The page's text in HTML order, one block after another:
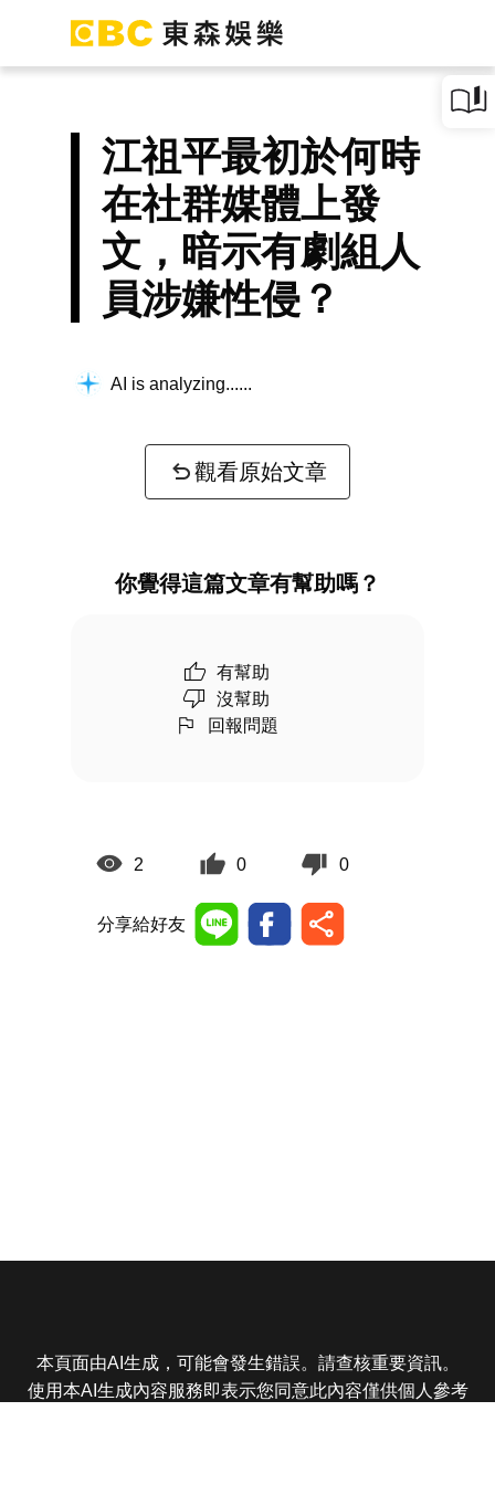
江祖平最初於何時
在社群媒體上發
文，暗示有劇組人
員涉嫌性侵？
AI is analyzing...
觀看原始文章
你覺得這篇文章有幫助嗎？
有幫助
沒幫助
回報問題
2 0 0
分享給好友
本頁面由AI生成，可能會發生錯誤。請查核重要資訊。
使用本AI生成內容服務即表示您同意此內容僅供個人參考